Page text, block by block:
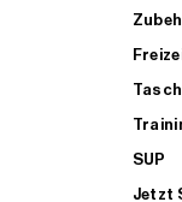
SUP
Jetzt